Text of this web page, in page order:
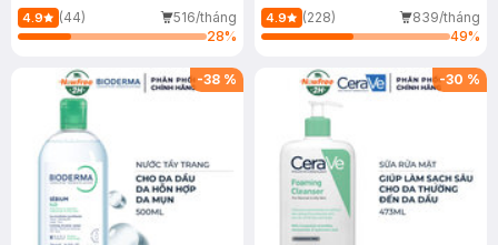
Mới)
4.9 (44)
516/tháng
28%
4.9 (228)
839/tháng
49%
-38 % -30 %